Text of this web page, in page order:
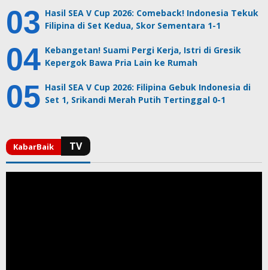
Hasil SEA V Cup 2026: Comeback! Indonesia Tekuk
Filipina di Set Kedua, Skor Sementara 1-1
Kebangetan! Suami Pergi Kerja, Istri di Gresik
Kepergok Bawa Pria Lain ke Rumah
Hasil SEA V Cup 2026: Filipina Gebuk Indonesia di
Set 1, Srikandi Merah Putih Tertinggal 0-1